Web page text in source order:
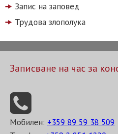
Запис на заповед
Трудова злополука
Записване на час за
Мобилен: +359 89 59 38 509